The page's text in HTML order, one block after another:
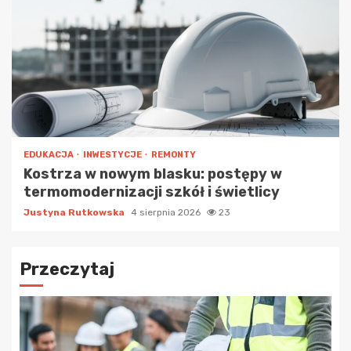
EDUKACJA INWESTYCJE REMONTY
Kostrza w nowym blasku: postępy w
termomodernizacji szkół i świetlicy
Justyna Rutkowska 4 sierpnia 2026 23
Przeczytaj